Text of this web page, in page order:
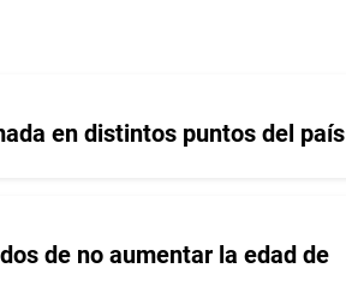
en distintos puntos del país
de no aumentar la edad de